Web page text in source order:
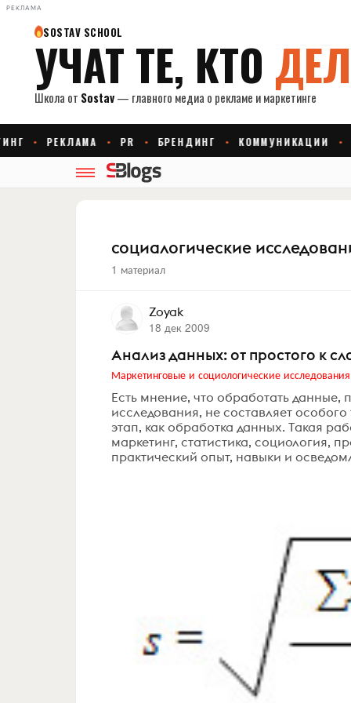
РЕКЛАМА
социалогические
1 материал
Zoyak
18 дек 2009
Анализ данных: от простого к
Маркетинговые и социологические исследования
Есть мнение, что обработать данные,
исследования, не составляет
этап, как обработка данных. Такая
маркетинг, статистика,
практический опыт, навыки и